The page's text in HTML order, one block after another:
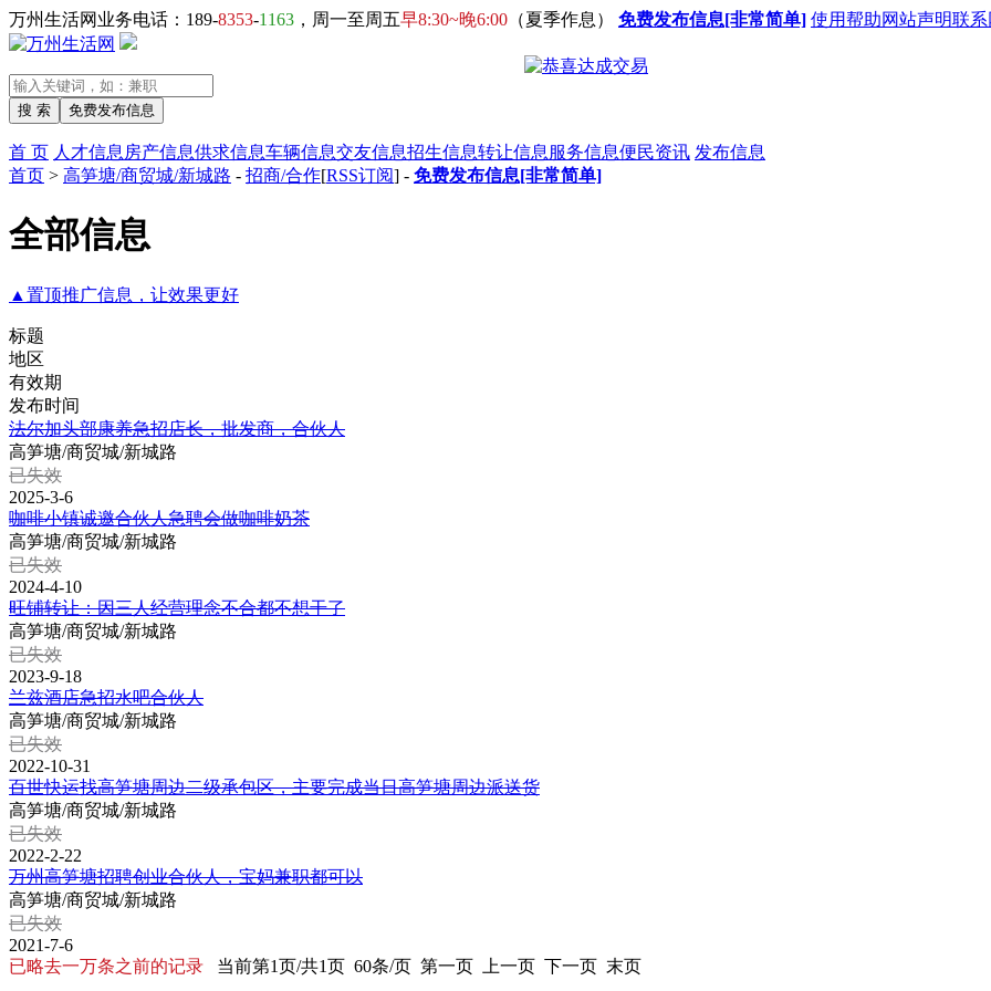
万州生活网业务电话：189-8353-1163 ，周一至周五早8:30~晚6:00 （夏季作息） 免费发布信息[非常简单] 使用帮助网站声明联
首 页 人才信息 房产信息供求信息车辆信息交友信息招生信息转让信息 服务信息便民资讯 发布信息
首页 > 高笋塘/商贸城/新城路 - 招商/合作[RSS订阅] - 免费发布信息[非常简单]
全部信息
▲置顶推广信息，让效果更好
标题
地区
有效期
发布时间
法尔加头部康养急招店长，批发商，合伙人
高笋塘/商贸城/新城路
已失效
2025-3-6
咖啡小镇诚邀合伙人急聘会做咖啡奶茶
高笋塘/商贸城/新城路
已失效
2024-4-10
旺铺转让：因三人经营理念不合都不想干了
高笋塘/商贸城/新城路
已失效
2023-9-18
兰兹酒店急招水吧合伙人
高笋塘/商贸城/新城路
已失效
2022-10-31
百世快运找高笋塘周边二级承包区，主要完成当日高笋塘周边派送货
高笋塘/商贸城/新城路
已失效
2022-2-22
万州高笋塘招聘创业合伙人，宝妈兼职都可以
高笋塘/商贸城/新城路
已失效
2021-7-6
已略去一万条之前的记录
当前第1页/共1页 60条/页 第一页 上一页 下一页 末页